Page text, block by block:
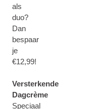
als
duo?
Dan
bespaar
je
€12,99!
Versterkende
Dagcrème
Speciaal